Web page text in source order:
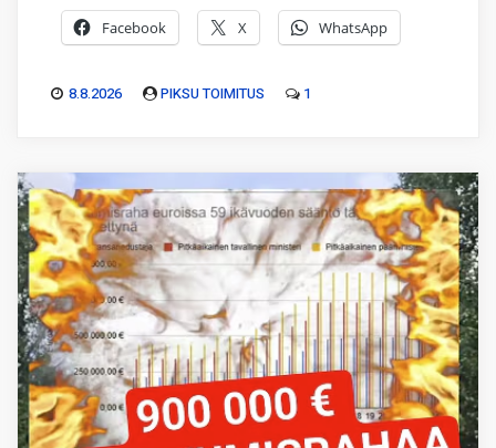
Facebook X WhatsApp
8.8.2026 PIKSU TOIMITUS 1